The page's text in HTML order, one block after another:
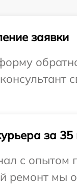
заявки
за 35
с опытом
ремонт мы